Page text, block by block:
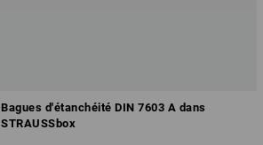
Bagues d'étanchéité DIN 7603 A dans
STRAUSSbox